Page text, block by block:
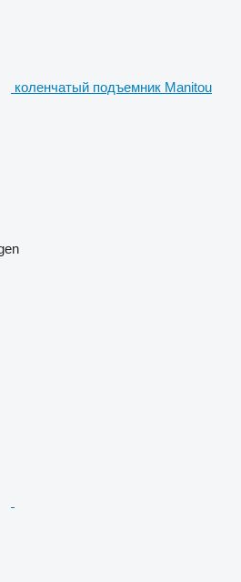
коленчатый подъемник Manitou